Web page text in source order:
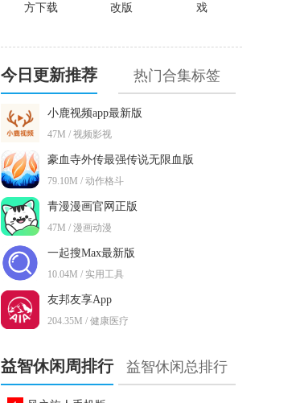
戏
改版
方下载
今日更新推荐 热门合集标签
小鹿视频app最新版
47M / 视频影视
豪血寺外传最强传说无限血版
79.10M / 动作格斗
青漫漫画官网正版
47M / 漫画动漫
一起搜Max最新版
10.04M / 实用工具
友邦友享App
204.35M / 健康医疗
益智休闲周排行 益智休闲总排行